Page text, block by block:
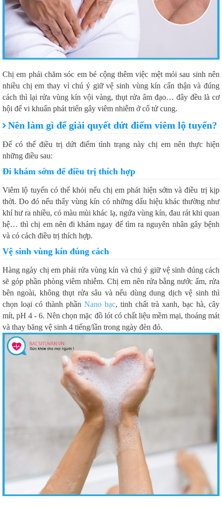
Chị em phải chăm sóc em bé cộng thêm việc mệt mỏi sau sinh nên
nhiều chị em thay vì chú ý giữ vệ sinh vùng kín cẩn thận và đúng
cách thì lại rửa vùng kín vội vàng, thụt rửa âm đạo… đây đều là cơ
hội để vi khuẩn phát triển gây viêm nhiễm ở cổ tử cung.
Nên làm gì để giải quyết dứt điểm viêm lộ tuyến?
Để có thể điều trị dứt điểm tình trạng này chị em nên thực hiện
những điều sau:
Đi khám sớm để điều trị thích hợp
Viêm lộ tuyến có thể khỏi nếu chị em phát hiện sớm và điều trị kịp
thời. Do đó nếu thấy vùng kín có những dấu hiệu khác thường như
khí hư ra nhiều, có màu mùi khác lạ, ngứa vùng kín, đau rát khi quan
hệ… thì chị em nên đi khám ngay để tìm ra nguyên nhân gây bệnh
và có cách điều trị thích hợp.
Vệ sinh vùng kín đúng cách
Hàng ngày chị em phải rửa vùng kín và chú ý giữ vệ sinh đúng cách
sẽ góp phần phòng viêm nhiễm. Chị em nên rửa bằng nước ấm, rửa
bên ngoài, không thụt rửa sâu và nếu dùng dung dịch vệ sinh thì
chọn loại có thành phần Nano bạc, tinh chất trà xanh, bạc hà, cây
mít, pH 4 - 6. Nên chọn mặc đồ lót có chất liệu mềm mại, thoáng mát
và thay băng vệ sinh 4 tiếng/lần trong ngày đèn đỏ.